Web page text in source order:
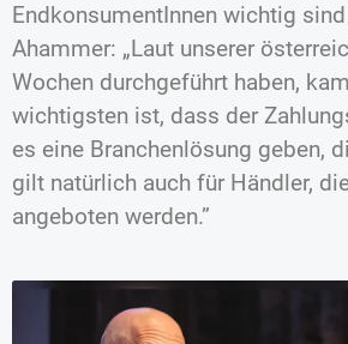
EndkonsumentInnen wichtig
Ahammer: „Laut unserer
Wochen durchgeführt haben,
wichtigsten ist, dass der
es eine Branchenlösung geben,
gilt natürlich auch für Händler,
angeboten werden.”